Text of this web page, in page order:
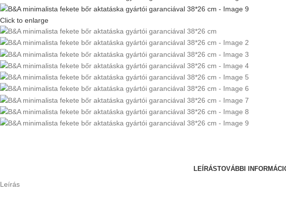
Click to enlarge
LEÍRÁSTOVÁBBI
Leírás